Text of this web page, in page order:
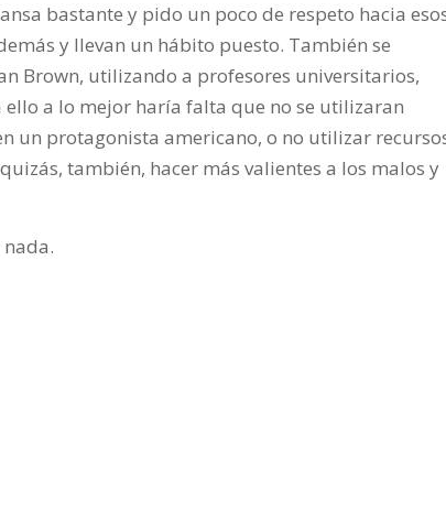
bastante y pido un poco de respeto hacia
y llevan un hábito puesto. También se
Brown, utilizando a profesores universitarios,
a lo mejor haría falta que no se utilizaran
un protagonista americano, o no utilizar
también, hacer más valientes a los malos y